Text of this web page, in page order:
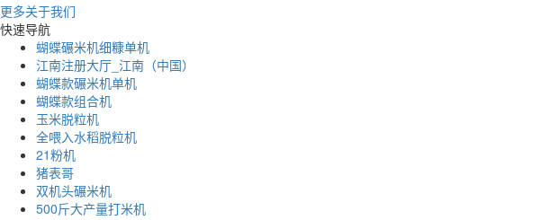
更多关于我们
快速导航
蝴蝶碾米机细糠单机
江南注册大厅_江南（中国）
蝴蝶款碾米机单机
蝴蝶款组合机
玉米脱粒机
全喂入水稻脱粒机
21粉机
猪表哥
双机头碾米机
500斤大产量打米机